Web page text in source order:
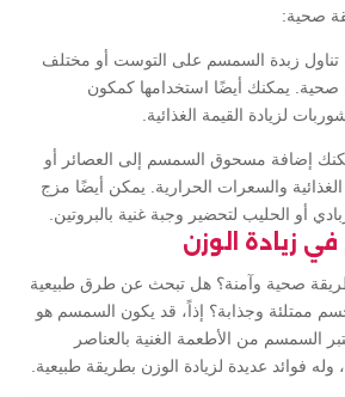
صحية:
تناول زبدة السمسم على التوست أو مختلف
صحية. يمكنك أيضًا استخدامها كمكون
لزيادة القيمة الغذائية.
إضافة مسحوق السمسم إلى العصائر أو
والسعرات الحرارية. يمكن أيضًا مزج
أو الحليب لتحضير وجبة غنية بالبروتين.
زيادة الوزن
صحية وآمنة؟ هل تبحث عن طرق طبيعية
ممتلئة وجذابة؟ إذاً، قد يكون السمسم هو
السمسم من الأطعمة الغنية بالعناصر
وله فوائد عديدة لزيادة الوزن بطريقة طبيعية.